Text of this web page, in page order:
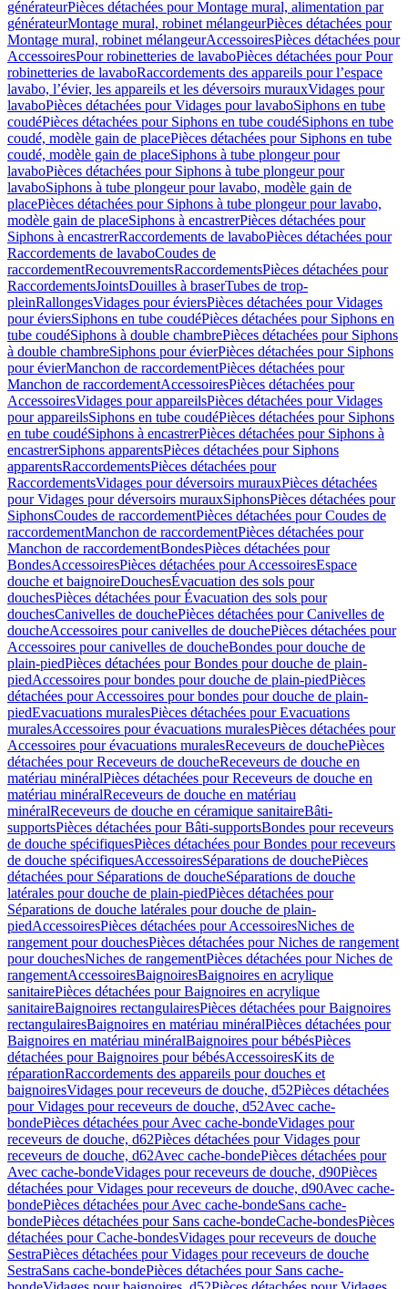
générateurPièces détachées pour Montage mural, alimentation par
générateurMontage mural, robinet mélangeurPièces détachées pour
Montage mural, robinet mélangeurAccessoiresPièces détachées pour
AccessoiresPour robinetteries de lavaboPièces détachées pour Pour
robinetteries de lavaboRaccordements des appareils pour l’espace
lavabo, l’évier, les appareils et les déversoirs murauxVidages pour
lavaboPièces détachées pour Vidages pour lavaboSiphons en tube
coudéPièces détachées pour Siphons en tube coudéSiphons en tube
coudé, modèle gain de placePièces détachées pour Siphons en tube
coudé, modèle gain de placeSiphons à tube plongeur pour
lavaboPièces détachées pour Siphons à tube plongeur pour
lavaboSiphons à tube plongeur pour lavabo, modèle gain de
placePièces détachées pour Siphons à tube plongeur pour lavabo,
modèle gain de placeSiphons à encastrerPièces détachées pour
Siphons à encastrerRaccordements de lavaboPièces détachées pour
Raccordements de lavaboCoudes de
raccordementRecouvrementsRaccordementsPièces détachées pour
RaccordementsJointsDouilles à braserTubes de trop-
pleinRallongesVidages pour éviersPièces détachées pour Vidages
pour éviersSiphons en tube coudéPièces détachées pour Siphons en
tube coudéSiphons à double chambrePièces détachées pour Siphons
à double chambreSiphons pour évierPièces détachées pour Siphons
pour évierManchon de raccordementPièces détachées pour
Manchon de raccordementAccessoiresPièces détachées pour
AccessoiresVidages pour appareilsPièces détachées pour Vidages
pour appareilsSiphons en tube coudéPièces détachées pour Siphons
en tube coudéSiphons à encastrerPièces détachées pour Siphons à
encastrerSiphons apparentsPièces détachées pour Siphons
apparentsRaccordementsPièces détachées pour
RaccordementsVidages pour déversoirs murauxPièces détachées
pour Vidages pour déversoirs murauxSiphonsPièces détachées pour
SiphonsCoudes de raccordementPièces détachées pour Coudes de
raccordementManchon de raccordementPièces détachées pour
Manchon de raccordementBondesPièces détachées pour
BondesAccessoiresPièces détachées pour AccessoiresEspace
douche et baignoireDouchesÉvacuation des sols pour
douchesPièces détachées pour Évacuation des sols pour
douchesCanivelles de douchePièces détachées pour Canivelles de
doucheAccessoires pour canivelles de douchePièces détachées pour
Accessoires pour canivelles de doucheBondes pour douche de
plain-piedPièces détachées pour Bondes pour douche de plain-
piedAccessoires pour bondes pour douche de plain-piedPièces
détachées pour Accessoires pour bondes pour douche de plain-
piedEvacuations muralesPièces détachées pour Evacuations
muralesAccessoires pour évacuations muralesPièces détachées pour
Accessoires pour évacuations muralesReceveurs de douchePièces
détachées pour Receveurs de doucheReceveurs de douche en
matériau minéralPièces détachées pour Receveurs de douche en
matériau minéralReceveurs de douche en matériau
minéralReceveurs de douche en céramique sanitaireBâti-
supportsPièces détachées pour Bâti-supportsBondes pour receveurs
de douche spécifiquesPièces détachées pour Bondes pour receveurs
de douche spécifiquesAccessoiresSéparations de douchePièces
détachées pour Séparations de doucheSéparations de douche
latérales pour douche de plain-piedPièces détachées pour
Séparations de douche latérales pour douche de plain-
piedAccessoiresPièces détachées pour AccessoiresNiches de
rangement pour douchesPièces détachées pour Niches de rangement
pour douchesNiches de rangementPièces détachées pour Niches de
rangementAccessoiresBaignoiresBaignoires en acrylique
sanitairePièces détachées pour Baignoires en acrylique
sanitaireBaignoires rectangulairesPièces détachées pour Baignoires
rectangulairesBaignoires en matériau minéralPièces détachées pour
Baignoires en matériau minéralBaignoires pour bébésPièces
détachées pour Baignoires pour bébésAccessoiresKits de
réparationRaccordements des appareils pour douches et
baignoiresVidages pour receveurs de douche, d52Pièces détachées
pour Vidages pour receveurs de douche, d52Avec cache-
bondePièces détachées pour Avec cache-bondeVidages pour
receveurs de douche, d62Pièces détachées pour Vidages pour
receveurs de douche, d62Avec cache-bondePièces détachées pour
Avec cache-bondeVidages pour receveurs de douche, d90Pièces
détachées pour Vidages pour receveurs de douche, d90Avec cache-
bondePièces détachées pour Avec cache-bondeSans cache-
bondePièces détachées pour Sans cache-bondeCache-bondesPièces
détachées pour Cache-bondesVidages pour receveurs de douche
SestraPièces détachées pour Vidages pour receveurs de douche
SestraSans cache-bondePièces détachées pour Sans cache-